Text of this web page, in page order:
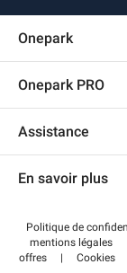
Onepark
Recrutement
Onepark PRO
Accéder à mon
Assistance
Centre d'aide
Régler votre
En savoir plus
Wiki
Guide du
Politique de
mentions légales
offres
| Cookies